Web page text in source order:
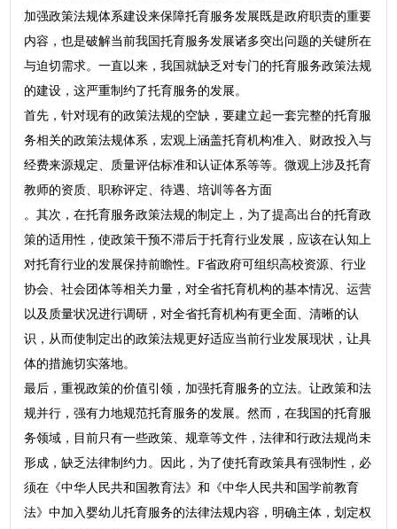
加强政策法规体系建设来保障托育服务发展既是政府职责的重要
内容，也是破解当前我国托育服务发展诸多突出问题的关键所在
与迫切需求。一直以来，我国就缺乏对专门的托育服务政策法规
的建设，这严重制约了托育服务的发展。
首先，针对现有的政策法规的空缺，要建立起一套完整的托育服
务相关的政策法规体系，宏观上涵盖托育机构准入、财政投入与
经费来源规定、质量评估标准和认证体系等等。微观上涉及托育
教师的资质、职称评定、待遇、培训等各方面
。其次，在托育服务政策法规的制定上，为了提高出台的托育政
策的适用性，使政策干预不滞后于托育行业发展，应该在认知上
对托育行业的发展保持前瞻性。F省政府可组织高校资源、行业
协会、社会团体等相关力量，对全省托育机构的基本情况、运营
以及质量状况进行调研，对全省托育机构有更全面、清晰的认
识，从而使制定出的政策法规更好适应当前行业发展现状，让具
体的措施切实落地。
最后，重视政策的价值引领，加强托育服务的立法。让政策和法
规并行，强有力地规范托育服务的发展。然而，在我国的托育服
务领域，目前只有一些政策、规章等文件，法律和行政法规尚未
形成，缺乏法律制约力。因此，为了使托育政策具有强制性，必
须在《中华人民共和国教育法》和《中华人民共和国学前教育
法》中加入婴幼儿托育服务的法律法规内容，明确主体，划定权